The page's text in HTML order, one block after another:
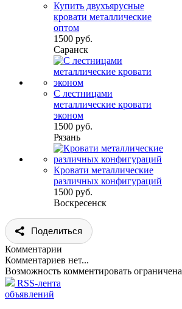
Купить двухъярусные
кровати металлические
оптом
1500 руб.
Саранск
С лестницами
металлические кровати
эконом
1500 руб.
Рязань
Кровати металлические
различных конфигураций
1500 руб.
Воскресенск
Поделиться
Комментарии
Комментариев нет...
Возможность комментировать ограничена
RSS-лента
объявлений